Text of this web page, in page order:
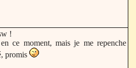
!
ce moment, mais je me repenche
promis